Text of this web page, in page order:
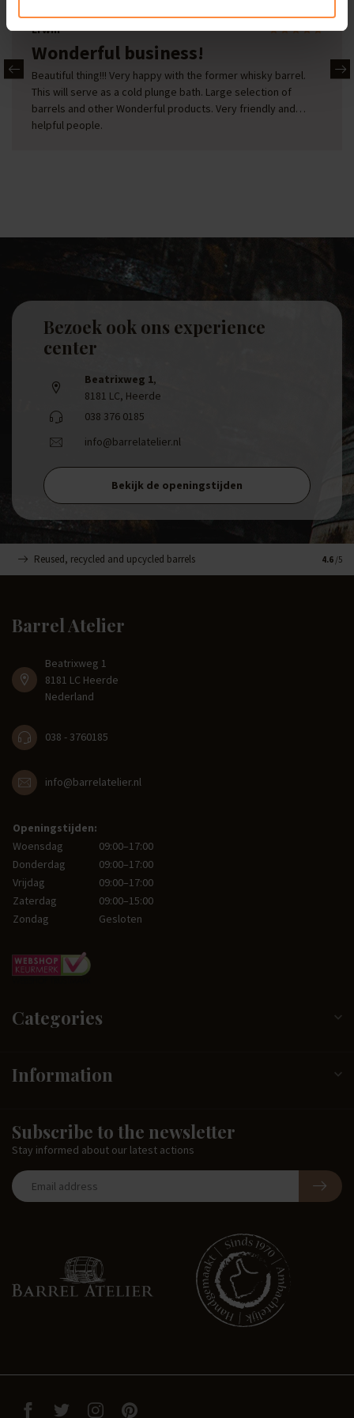
Erwin
Wonderful business!
Beautiful thing!!! Very happy with the former whisky barrel.
This will serve as a cold plunge bath. Large selection of
barrels and other Wonderful products. Very friendly and
helpful people.
Bezoek ook ons experience
center
Beatrixweg 1,
8181 LC, Heerde
038 376 0185
info@barrelatelier.nl
Bekijk de openingstijden
Reused, recycled and upcycled barrels 4.6 /5
Barrel Atelier
Beatrixweg 1
8181 LC Heerde
Nederland
038 - 3760185
info@barrelatelier.nl
Openingstijden:
Woensdag
09:00–17:00
Donderdag
09:00–17:00
Vrijdag
09:00–17:00
Zaterdag
09:00–15:00
Zondag
Gesloten
Categories
Information
Subscribe to the newsletter
Stay informed about our latest actions